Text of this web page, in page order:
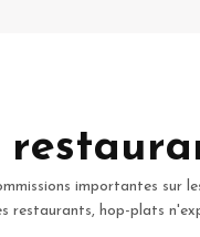
importantes sur
restaurants, hop-plats